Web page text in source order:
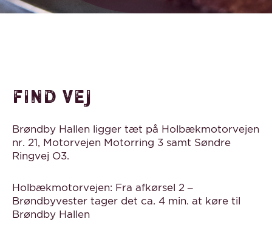
Find vej
Brøndby Hallen ligger tæt på Holbækmotorvejen
nr. 21, Motorvejen Motorring 3 samt Søndre
Ringvej O3.
Holbækmotorvejen: Fra afkørsel 2 –
Brøndbyvester tager det ca. 4 min. at køre til
Brøndby Hallen